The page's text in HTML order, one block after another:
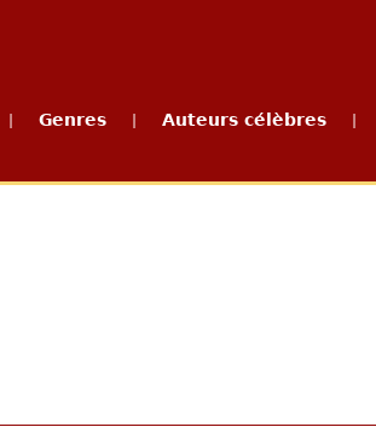
Genres Auteurs célèbres